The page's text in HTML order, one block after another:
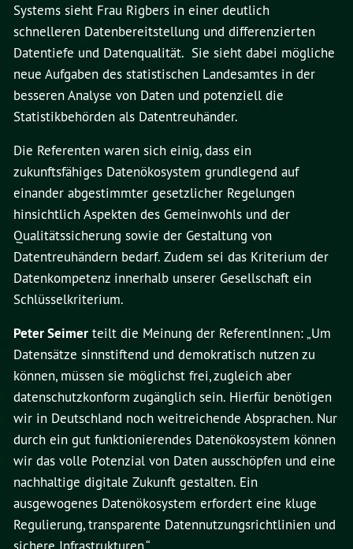
Systems sieht Frau Rigbers in einer deutlich
schnelleren Datenbereitstellung und differenzierten
Datentiefe und Datenqualität. Sie sieht dabei mögliche
neue Aufgaben des statistischen Landesamtes in der
besseren Analyse von Daten und potenziell die
Statistikbehörden als Datentreuhänder.
Die Referenten waren sich einig, dass ein
zukunftsfähiges Datenökosystem grundlegend auf
einander abgestimmter gesetzlicher Regelungen
hinsichtlich Aspekten des Gemeinwohls und der
Qualitätssicherung sowie der Gestaltung von
Datentreuhändern bedarf. Zudem sei das Kriterium der
Datenkompetenz innerhalb unserer Gesellschaft ein
Schlüsselkriterium.
Peter Seimer teilt die Meinung der ReferentInnen: „Um
Datensätze sinnstiftend und demokratisch nutzen zu
können, müssen sie möglichst frei, zugleich aber
datenschutzkonform zugänglich sein. Hierfür benötigen
wir in Deutschland noch weitreichende Absprachen. Nur
durch ein gut funktionierendes Datenökosystem können
wir das volle Potenzial von Daten ausschöpfen und eine
nachhaltige digitale Zukunft gestalten. Ein
ausgewogenes Datenökosystem erfordert eine kluge
Regulierung, transparente Datennutzungsrichtlinien und